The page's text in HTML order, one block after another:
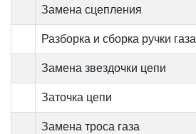
Замена сцепления
Разборка и сборка ручки газа
Замена звездочки цепи
Заточка цепи
Замена троса газа